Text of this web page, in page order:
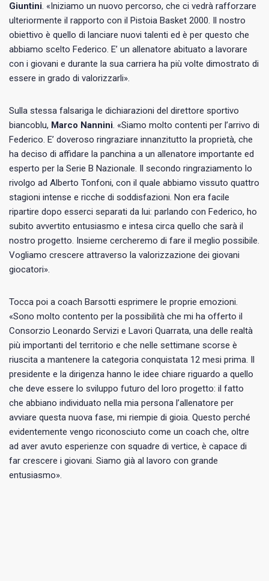
Giuntini. «Iniziamo un nuovo percorso, che ci vedrà rafforzare
ulteriormente il rapporto con il Pistoia Basket 2000. Il nostro
obiettivo è quello di lanciare nuovi talenti ed è per questo che
abbiamo scelto Federico. E’ un allenatore abituato a lavorare
con i giovani e durante la sua carriera ha più volte dimostrato di
essere in grado di valorizzarli».
Sulla stessa falsariga le dichiarazioni del direttore sportivo
biancoblu, Marco Nannini. «Siamo molto contenti per l’arrivo di
Federico. E’ doveroso ringraziare innanzitutto la proprietà, che
ha deciso di affidare la panchina a un allenatore importante ed
esperto per la Serie B Nazionale. Il secondo ringraziamento lo
rivolgo ad Alberto Tonfoni, con il quale abbiamo vissuto quattro
stagioni intense e ricche di soddisfazioni. Non era facile
ripartire dopo esserci separati da lui: parlando con Federico, ho
subito avvertito entusiasmo e intesa circa quello che sarà il
nostro progetto. Insieme cercheremo di fare il meglio possibile.
Vogliamo crescere attraverso la valorizzazione dei giovani
giocatori».
Tocca poi a coach Barsotti esprimere le proprie emozioni.
«Sono molto contento per la possibilità che mi ha offerto il
Consorzio Leonardo Servizi e Lavori Quarrata, una delle realtà
più importanti del territorio e che nelle settimane scorse è
riuscita a mantenere la categoria conquistata 12 mesi prima. Il
presidente e la dirigenza hanno le idee chiare riguardo a quello
che deve essere lo sviluppo futuro del loro progetto: il fatto
che abbiano individuato nella mia persona l’allenatore per
avviare questa nuova fase, mi riempie di gioia. Questo perché
evidentemente vengo riconosciuto come un coach che, oltre
ad aver avuto esperienze con squadre di vertice, è capace di
far crescere i giovani. Siamo già al lavoro con grande
entusiasmo».